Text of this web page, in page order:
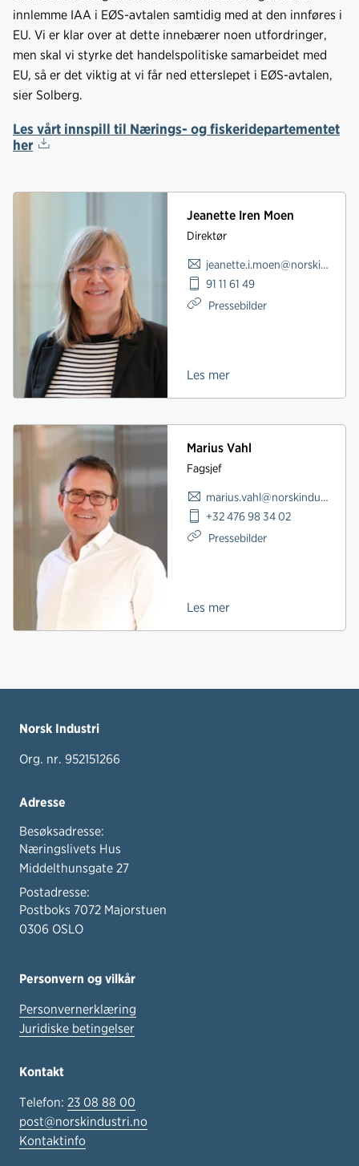
innlemme IAA i EØS-avtalen samtidig med at den innføres i
EU. Vi er klar over at dette innebærer noen utfordringer,
men skal vi styrke det handelspolitiske samarbeidet med
EU, så er det viktig at vi får ned etterslepet i EØS-avtalen,
sier Solberg.
Les vårt innspill til Nærings- og fiskeridepartementet
her
Jeanette Iren Moen
Direktør
jeanette.i.moen@norskindustri.no
91 11 61 49
Pressebilder
Les mer
Marius Vahl
Fagsjef
marius.vahl@norskindustri.no
+32 476 98 34 02
Pressebilder
Les mer
Norsk Industri
Org. nr. 952151266
Adresse
Besøksadresse:
Næringslivets Hus
Middelthunsgate 27
Postadresse:
Postboks 7072 Majorstuen
0306 OSLO
Personvern og vilkår
Personvernerklæring
Juridiske betingelser
Kontakt
Telefon: 23 08 88 00
post@norskindustri.no
Kontaktinfo